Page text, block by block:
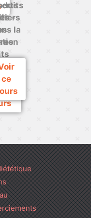
-
la
ce